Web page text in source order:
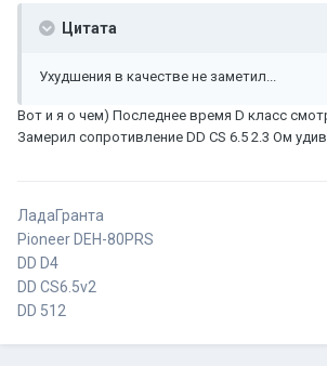
Цитата
Ухудшения в качестве не заметил...
Вот и я о чем) Последнее время D класс
Замерил сопротивление DD CS 6.5 2.3 Ом
ЛадаГранта
Pioneer DEH-80PRS
DD D4
DD CS6.5v2
DD 512